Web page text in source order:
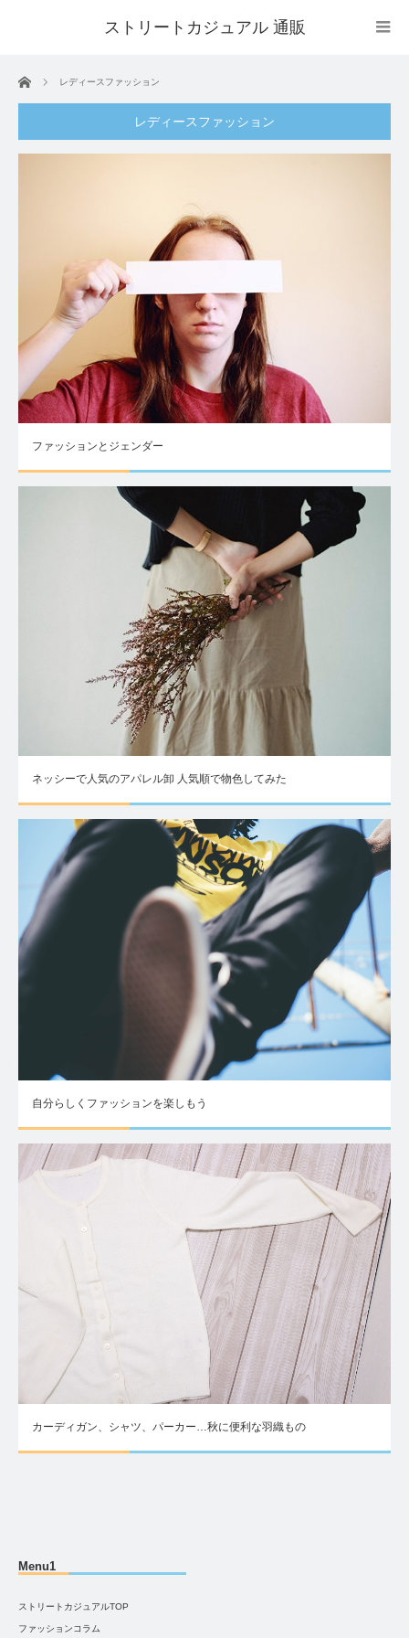
ストリートカジュアル 通販
ホーム レディースファッション
レディースファッション
ファッションとジェンダー
ネッシーで人気のアパレル卸 人気順で物色してみた
自分らしくファッションを楽しもう
カーディガン、シャツ、パーカー…秋に便利な羽織もの
Menu1
ストリートカジュアルTOP
ファッションコラム